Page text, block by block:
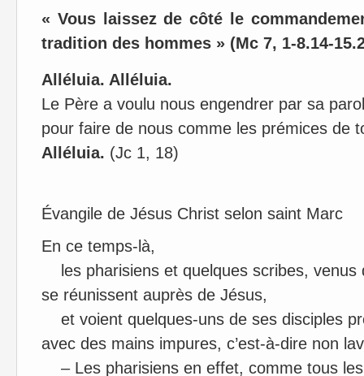
« Vous laissez de côté le
tradition des hommes » (Mc 7, 1-8.14-
Alléluia. Alléluia.
Le Père a voulu nous engendrer par sa
pour faire de nous comme les prémices de
Alléluia. (Jc 1, 18)
Évangile de Jésus Christ selon saint Marc
En ce temps-là,
les pharisiens et quelques scribes, venus
se réunissent auprès de Jésus,
et voient quelques-uns de ses disciples
avec des mains impures, c’est-à-dire non
– Les pharisiens en effet, comme tous